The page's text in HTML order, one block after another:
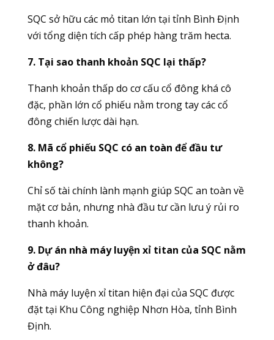
SQC sở hữu các mỏ titan lớn tại tỉnh Bình Định
với tổng diện tích cấp phép hàng trăm hecta.
7. Tại sao thanh khoản SQC lại thấp?
Thanh khoản thấp do cơ cấu cổ đông khá cô
đặc, phần lớn cổ phiếu nằm trong tay các cổ
đông chiến lược dài hạn.
8. Mã cổ phiếu SQC có an toàn để đầu tư
không?
Chỉ số tài chính lành mạnh giúp SQC an toàn về
mặt cơ bản, nhưng nhà đầu tư cần lưu ý rủi ro
thanh khoản.
9. Dự án nhà máy luyện xỉ titan của SQC nằm
ở đâu?
Nhà máy luyện xỉ titan hiện đại của SQC được
đặt tại Khu Công nghiệp Nhơn Hòa, tỉnh Bình
Định.